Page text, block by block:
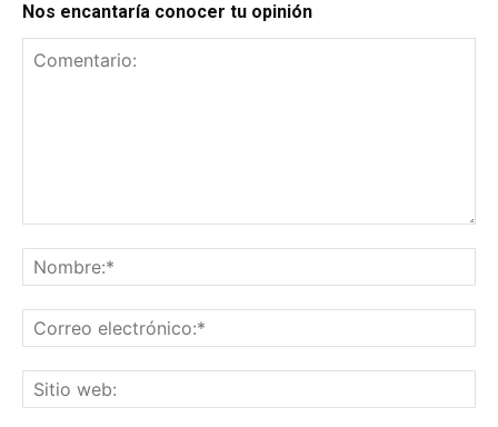
Nos encantaría conocer tu opinión